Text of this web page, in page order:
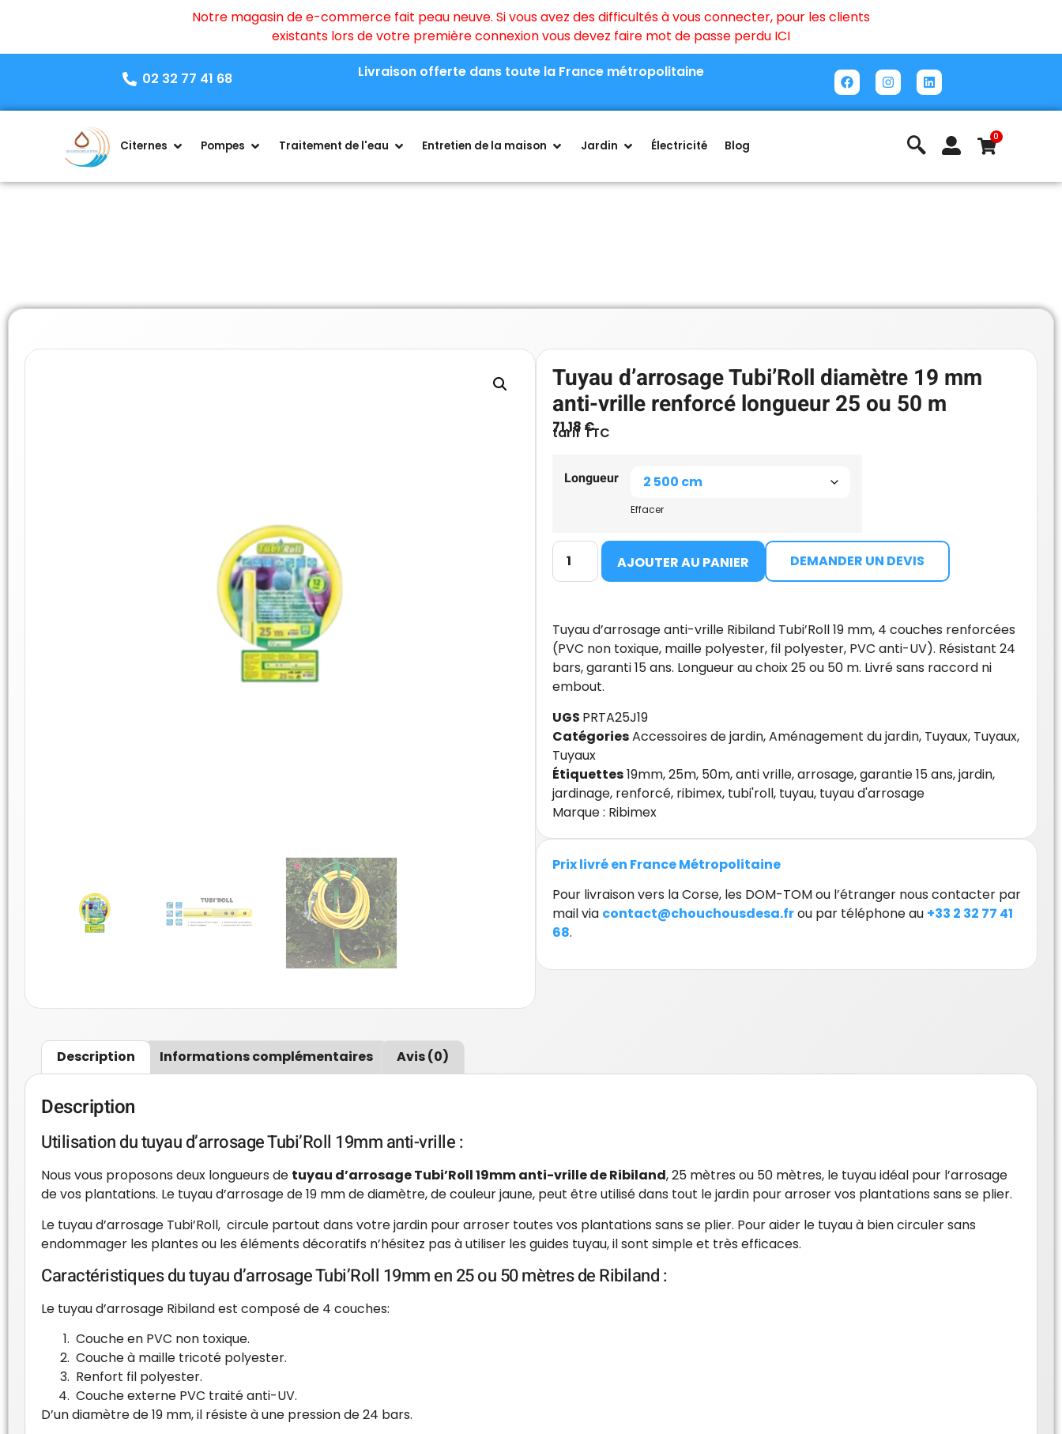
Notre magasin de e-commerce fait peau neuve. Si vous avez des difficultés à vous connecter, pour les clients
existants lors de votre première connexion vous devez faire mot de passe perdu ICI
02 32 77 41 68 Livraison offerte dans toute la France métropolitaine
Citernes Pompes Traitement de l'eau Entretien de la maison Jardin Électricité Blog
0
Tuyau d’arrosage Tubi’Roll diamètre 19 mm
anti-vrille renforcé longueur 25 ou 50 m
71.18 €
tarif TTC
Longueur
Effacer
AJOUTER AU PANIER DEMANDER UN DEVIS
Tuyau d’arrosage anti-vrille Ribiland Tubi’Roll 19 mm, 4 couches renforcées
(PVC non toxique, maille polyester, fil polyester, PVC anti-UV). Résistant 24
bars, garanti 15 ans. Longueur au choix 25 ou 50 m. Livré sans raccord ni
embout.
UGS PRTA25J19
CatégoriesAccessoires de jardin,Aménagement du jardin, Tuyaux, Tuyaux,
Tuyaux
Étiquettes19mm,25m, 50m,anti vrille,arrosage,garantie 15 ans,jardin,
jardinage, renforcé, ribimex, tubi'roll, tuyau, tuyau d'arrosage
Marque : Ribimex
Prix livré en France Métropolitaine
Pour livraison vers la Corse, les DOM-TOM ou l’étranger nous contacter par
mail via contact@chouchousdesa.frou par téléphone au +33 2 32 77 41
68.
Description Informations complémentaires Avis (0)
Description
Utilisation du tuyau d’arrosage Tubi’Roll 19mm anti-vrille :
Nous vous proposons deux longueurs de tuyau d’arrosage Tubi’Roll 19mm anti-vrille de Ribiland, 25 mètres ou 50 mètres, le tuyau idéal pour l’arrosage
de vos plantations. Le tuyau d’arrosage de 19 mm de diamètre, de couleur jaune, peut être utilisé dans tout le jardin pour arroser vos plantations sans se plier.
Le tuyau d’arrosage Tubi’Roll, circule partout dans votre jardin pour arroser toutes vos plantations sans se plier. Pour aider le tuyau à bien circuler sans
endommager les plantes ou les éléments décoratifs n’hésitez pas à utiliser les guides tuyau, il sont simple et très efficaces.
Caractéristiques du tuyau d’arrosage Tubi’Roll 19mm en 25 ou 50 mètres de Ribiland :
Le tuyau d’arrosage Ribiland est composé de 4 couches:
Couche en PVC non toxique.
Couche à maille tricoté polyester.
Renfort fil polyester.
Couche externe PVC traité anti-UV.
D’un diamètre de 19 mm, il résiste à une pression de 24 bars.